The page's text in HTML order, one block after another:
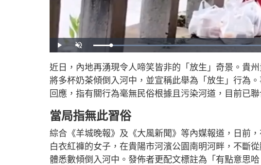
P
l
U
n
t
e
L
o
e
:
1
0
0
.
近日，內地再湧現令人啼笑皆非的「放生」奇景。貴
將多杯奶茶傾倒入河中，並宣稱此舉為「放生」行為
回應，指有關行為毫無民俗根據且污染河道，目前已
當局指無此習俗
綜合《羊城晚報》及《大風新聞》等內媒報道，日前
白衣紅褲的女子，在貴陽市河濱公園南明河畔，不斷
體悉數傾倒入河中。發佈者更配文標註為「有點意思